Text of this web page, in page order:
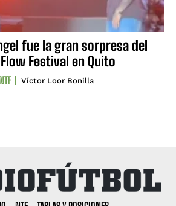
fue la gran sorpresa del
Festival en Quito
Víctor Loor Bonilla